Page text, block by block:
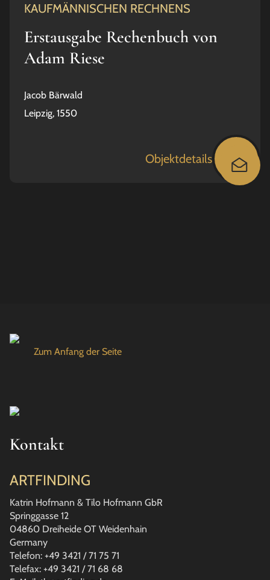
KAUFMÄNNISCHEN RECHNENS
Erstausgabe Rechenbuch von
Adam Riese
Jacob Bärwald
Leipzig, 1550
Objektdetails
Zum Anfang der Seite
Kontakt
ARTFINDING
Katrin Hofmann & Tilo Hofmann GbR
Springgasse 12
04860 Dreiheide OT Weidenhain
Germany
Telefon: +49 3421 / 71 75 71
Telefax: +49 3421 / 71 68 68